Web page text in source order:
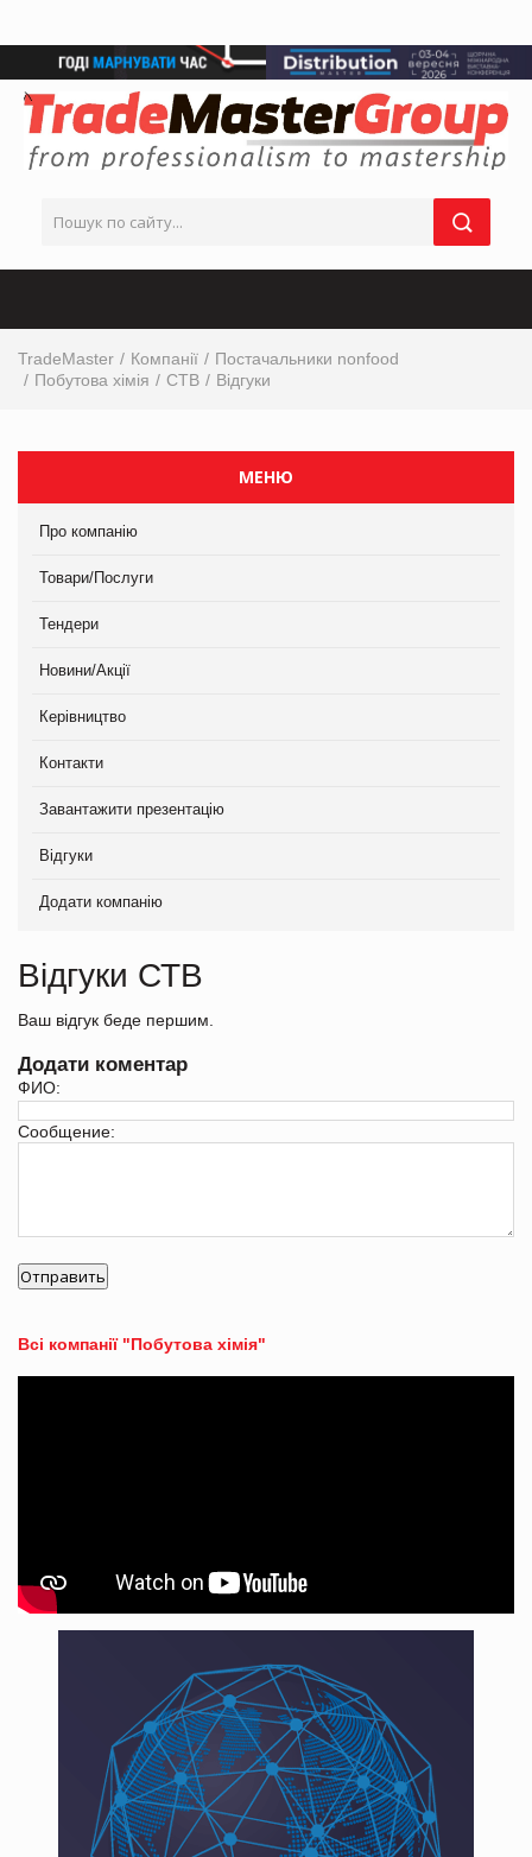
TradeMaster Компанії
Постачальники nonfood
Побутова хімія
СТВ Відгуки
МЕНЮ
Про компанію
Товари/Послуги
Тендери
Новини/Акції
Керівництво
Контакти
Завантажити презентацію
Відгуки
Додати компанію
Відгуки СТВ
Ваш відгук беде першим.
Додати коментар
ФИО:
Сообщение:
Всі компанії "Побутова хімія"